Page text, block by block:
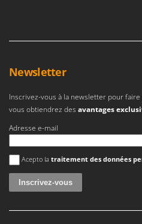
Newsletter
Inscrivez-vous à la newsletter pour
vous obtiendrez des avantages
Adresse e-mail
Une erreur est survenue
Acepto la traitement des données